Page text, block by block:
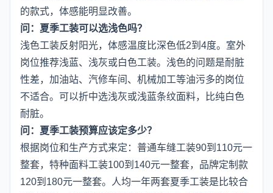
的款式，体感能明显改善。
问：夏季工装可以选浅色吗？
浅色工装反射阳光，体感温度比深色低2到4度。室外
岗位推荐浅蓝、浅灰或白色工装。浅色的问题是耐脏
性差，加油站、汽修车间、机械加工等油污多的岗位
不适合。可以折中选浅灰或浅蓝条纹面料，比纯白色
耐脏。
问：夏季工装预算应该定多少？
根据岗位和生产方式来定：普通车缝工装90到110元一
整套，特种面料工装100到140元一整套，品牌定制款
120到180元一整套。人均一年两套夏季工装是比较合